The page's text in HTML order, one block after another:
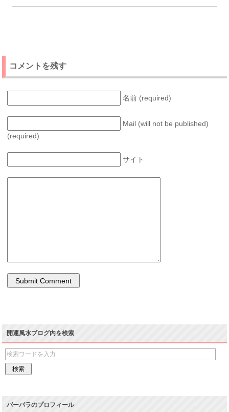
コメントを残す
名前 (required)
Mail (will not be published)
(required)
サイト
開運風水ブログ内を検索
バーバラのプロフィール